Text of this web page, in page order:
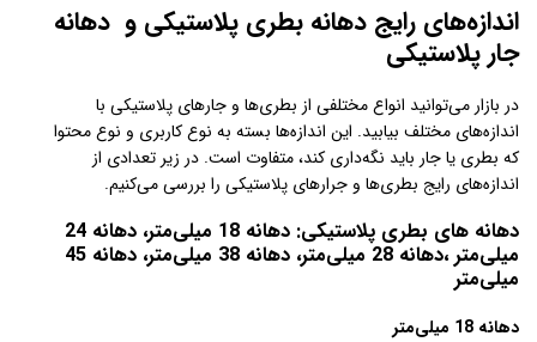
اندازه‌های رایج دهانه بطری پلاستیکی و دهانه
جار پلاستیکی
در بازار می‌توانید انواع مختلفی از بطری‌ها و جارهای پلاستیکی با
اندازه‌های مختلف بیابید. این اندازه‌ها بسته به نوع کاربری و نوع محتوا
که بطری یا جار باید نگه‌داری کند، متفاوت است. در زیر تعدادی از
اندازه‌های رایج بطری‌ها و جرارهای پلاستیکی را بررسی می‌کنیم.
دهانه های بطری پلاستیکی: دهانه 18 میلی‌متر، دهانه 24
میلی‌متر ،دهانه 28 میلی‌متر، دهانه 38 میلی‌متر، دهانه 45
میلی‌متر
دهانه 18 میلی‌متر